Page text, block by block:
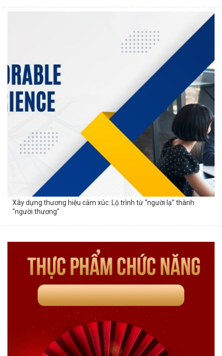
Xây dựng thương hiệu cảm xúc: Lộ trình từ “người lạ” thành
“người thương”